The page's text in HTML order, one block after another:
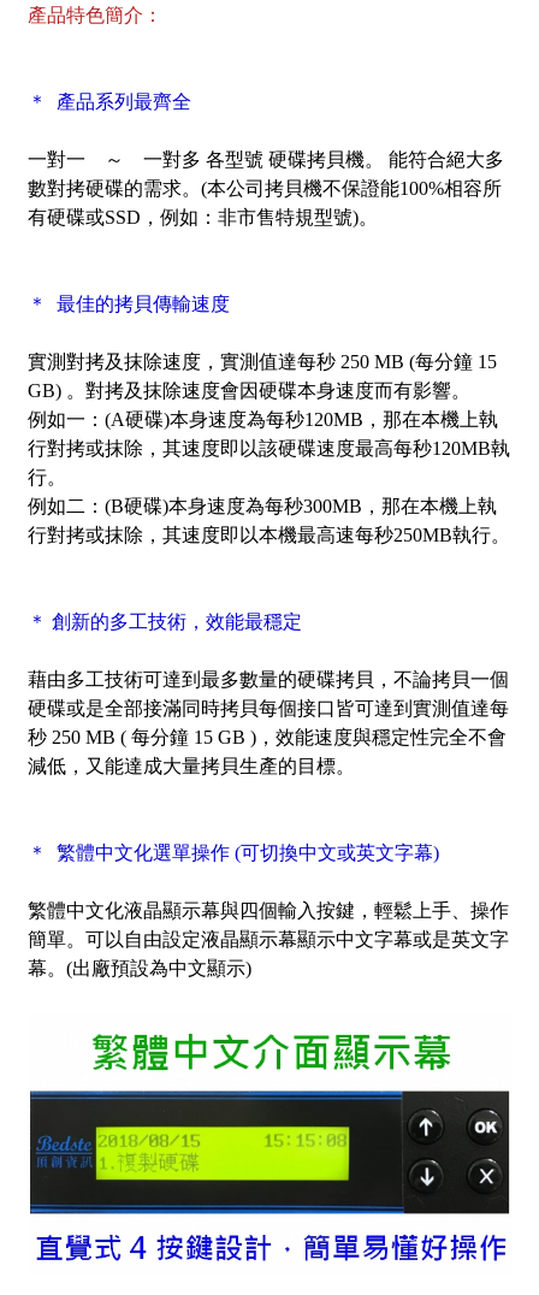
產品特色簡介：
＊ 產品系列最齊全
一對一 ～ 一對多 各型號 硬碟拷貝機。 能符合絕大多
數對拷硬碟的需求。(本公司拷貝機不保證能100%相容所
有硬碟或SSD，例如：非市售特規型號)。
＊ 最佳的拷貝傳輸速度
實測對拷及抹除速度， 實測值達每秒 250 MB (每分鐘 15
GB)。對拷及抹除速度會因硬碟本身速度而有影響。
例如一：(A硬碟)本身速度為每秒120MB，那在本機上執
行對拷或抹除，其速度即以該硬碟速度最高每秒120MB執
行。
例如二：(B硬碟)本身速度為每秒300MB，那在本機上執
行對拷或抹除，其速度即以本機最高速每秒250MB執行。
＊ 創新的多工技術，效能最穩定
藉由多工技術可達到最多數量的硬碟拷貝，不論拷貝一個
硬碟或是全部接滿同時拷貝每個接口皆可達到實測值達每
秒 250 MB ( 每分鐘 15 GB )，效能速度與穩定性完全不會
減低，又能達成大量拷貝生產的目標。
＊ 繁體中文化選單操作 (可切換中文或英文字幕)
繁體中文化液晶顯示幕與四個輸入按鍵，輕鬆上手、操作
簡單。可以自由設定液晶顯示幕顯示中文字幕或是英文字
幕。(出廠預設為中文顯示)